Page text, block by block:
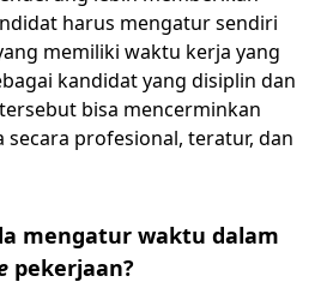
harus mengatur sendiri
memiliki waktu kerja yang
kandidat yang disiplin dan
bisa mencerminkan
secara profesional, teratur, dan
mengatur waktu dalam
pekerjaan?